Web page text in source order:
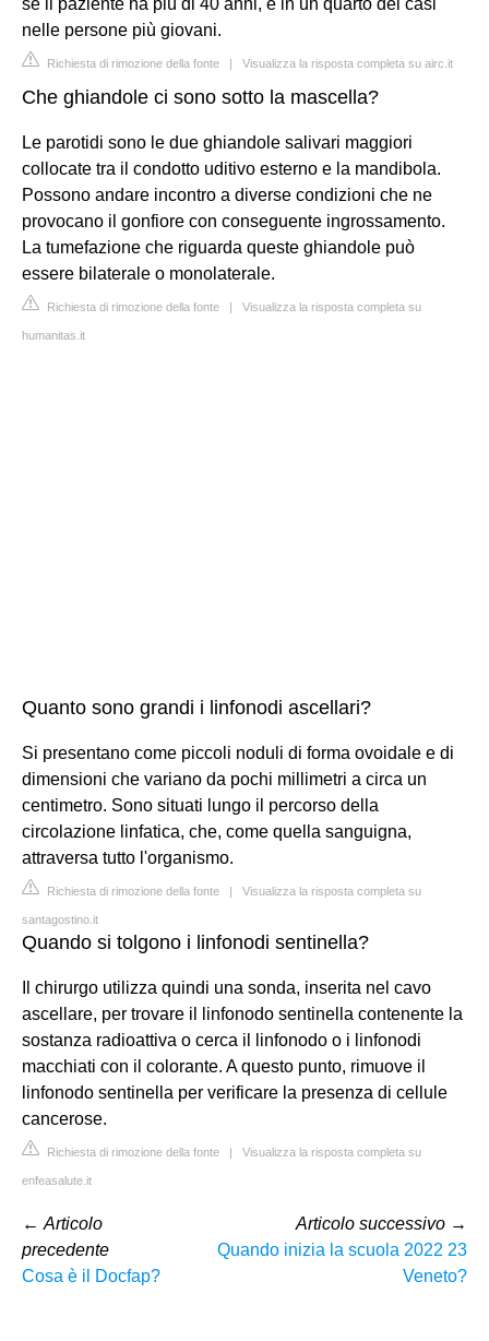
nelle persone più giovani.
Richiesta di rimozione della fonte | Visualizza la risposta completa su airc.it
Che ghiandole ci sono sotto la mascella?
Le parotidi sono le due ghiandole salivari maggiori
collocate tra il condotto uditivo esterno e la mandibola.
Possono andare incontro a diverse condizioni che ne
provocano il gonfiore con conseguente ingrossamento.
La tumefazione che riguarda queste ghiandole può
essere bilaterale o monolaterale.
Richiesta di rimozione della fonte | Visualizza la risposta completa su
humanitas.it
Quanto sono grandi i linfonodi ascellari?
Si presentano come piccoli noduli di forma ovoidale e di
dimensioni che variano da pochi millimetri a circa un
centimetro. Sono situati lungo il percorso della
circolazione linfatica, che, come quella sanguigna,
attraversa tutto l'organismo.
Richiesta di rimozione della fonte | Visualizza la risposta completa su
santagostino.it
Quando si tolgono i linfonodi sentinella?
Il chirurgo utilizza quindi una sonda, inserita nel cavo
ascellare, per trovare il linfonodo sentinella contenente la
sostanza radioattiva o cerca il linfonodo o i linfonodi
macchiati con il colorante. A questo punto, rimuove il
linfonodo sentinella per verificare la presenza di cellule
cancerose.
Richiesta di rimozione della fonte | Visualizza la risposta completa su
enfeasalute.it
← Articolo
precedente
Cosa è il Docfap?
Articolo successivo →
Quando inizia la scuola 2022 23
Veneto?